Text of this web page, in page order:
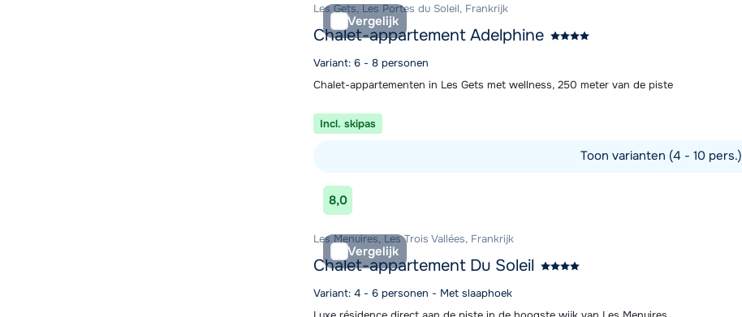
Vergelijk
Les Gets, Les Portes du Soleil, Frankrijk
Chalet-appartement Adelphine
Variant: 6 - 8 personen
Chalet-appartementen in Les Gets met wellness, 250 meter van de piste
Incl. skipas
Toon varianten (4 - 10 pers.)
Bekijk accommodatie
8,0
Vergelijk
Les Menuires, Les Trois Vallées, Frankrijk
Chalet-appartement Du Soleil
Variant: 4 - 6 personen - Met slaaphoek